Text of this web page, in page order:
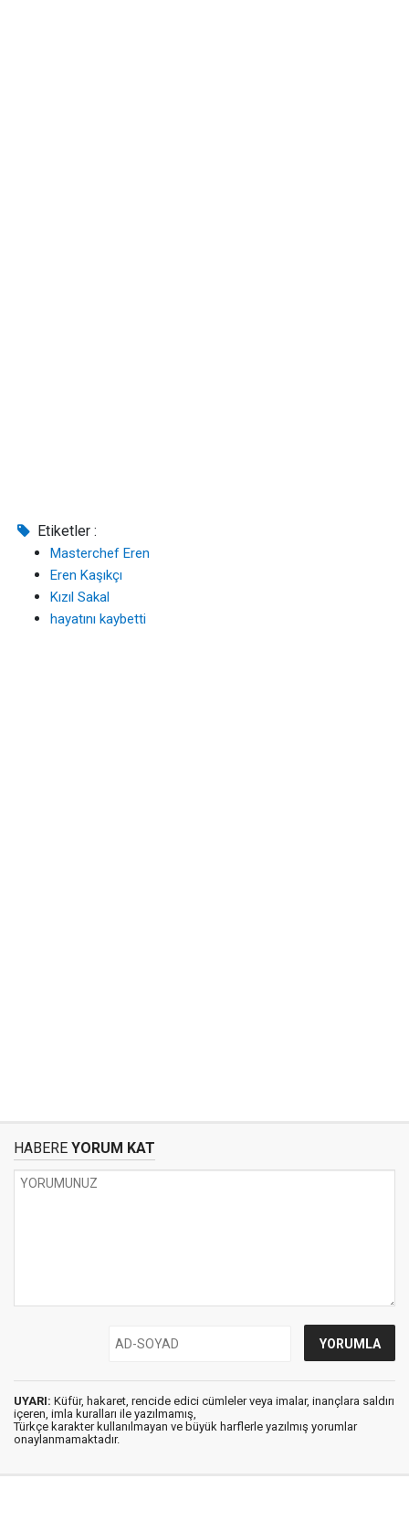
Etiketler :
Masterchef Eren
Eren Kaşıkçı
Kızıl Sakal
hayatını kaybetti
HABERE YORUM KAT
UYARI: Küfür, hakaret, rencide edici cümleler veya imalar, inançlara saldırı
içeren, imla kuralları ile yazılmamış,
Türkçe karakter kullanılmayan ve büyük harflerle yazılmış yorumlar
onaylanmamaktadır.